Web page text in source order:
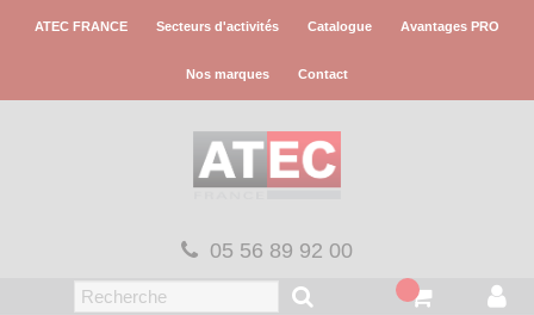
ATEC FRANCE Secteurs d'activités Catalogue Avantages PRO
Nos marques Contact
05 56 89 92 00